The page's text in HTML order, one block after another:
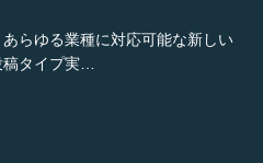
らゆる業種に対応可能な新しい
稿タイプ実…